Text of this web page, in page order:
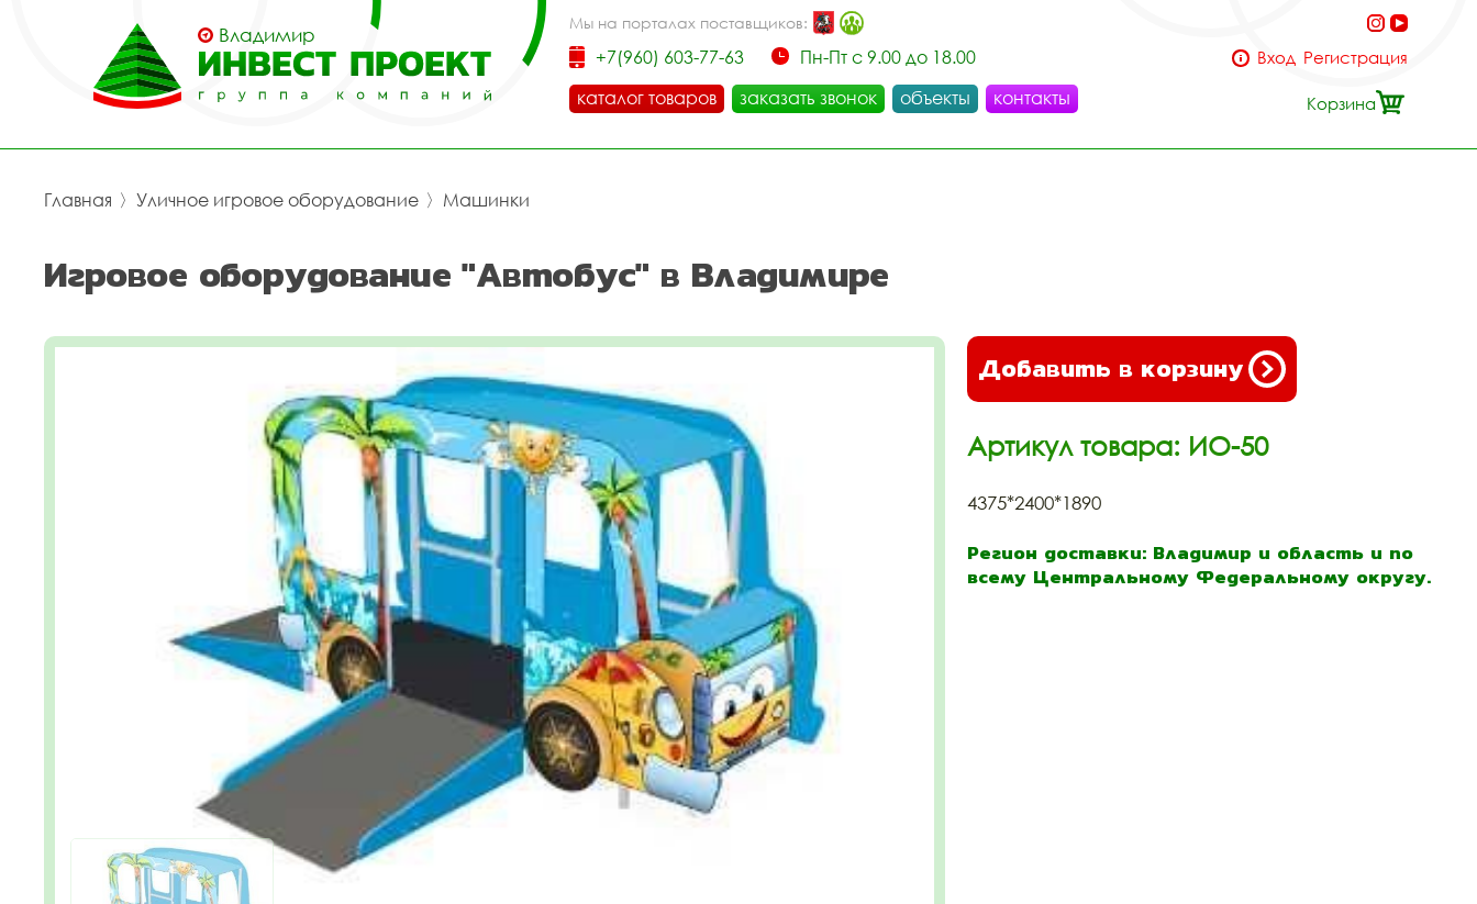
Владимир
Мы на порталах поставщиков:
+7(960) 603-77-63
Пн-Пт с 9.00 до 18.00
каталог товаров
заказать звонок объекты контакты
Вход Регистрация
Корзина
Главная 〉 Уличное игровое оборудование 〉 Машинки
Игровое оборудование "Автобус" в Владимире
Добавить в корзину
Артикул товара: ИО-50
4375*2400*1890
Регион доставки: Владимир и область и по
всему Центральному Федеральному округу.